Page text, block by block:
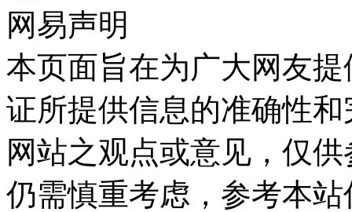
网易声明
本页面旨在为广大网友
证所提供信息的准确性
网站之观点或意见，仅
仍需慎重考虑，参考本